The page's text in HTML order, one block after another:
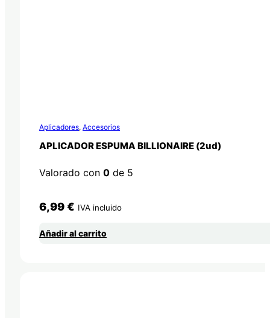
Aplicadores, Accesorios
APLICADOR ESPUMA BILLIONAIRE (2ud)
Valorado con 0 de 5
6,99€ IVA incluido
Añadir al carrito